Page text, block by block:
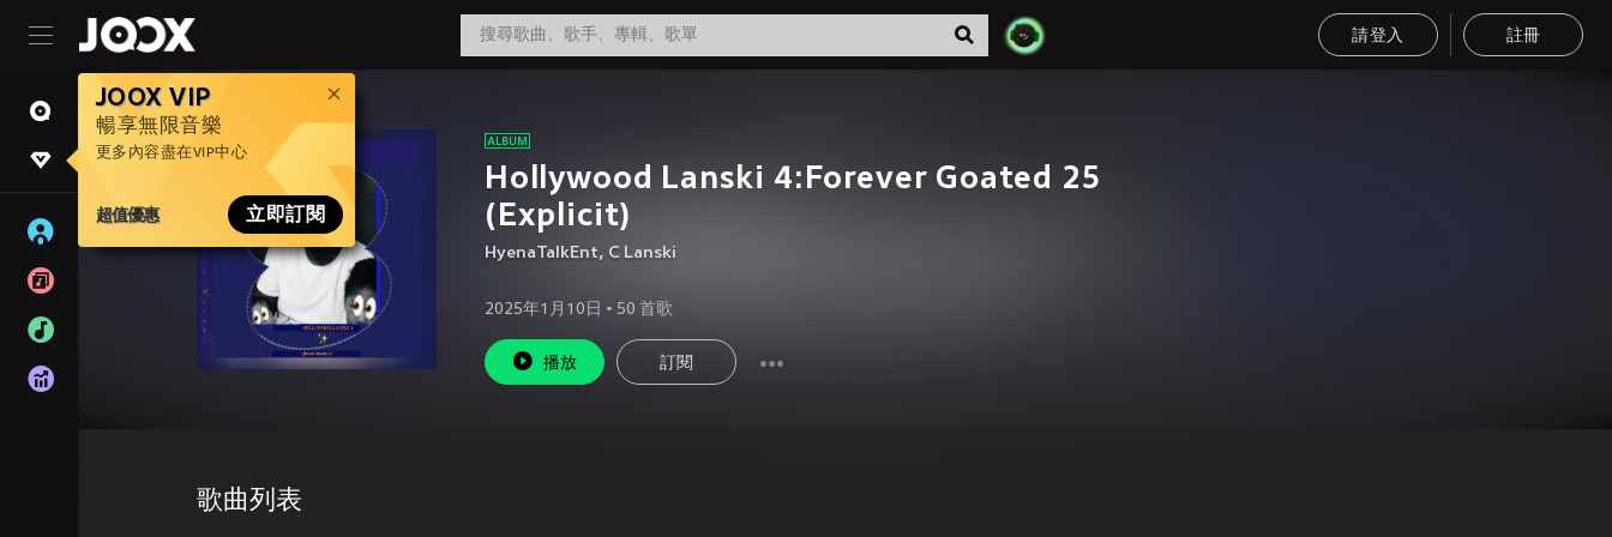
請登入 註冊
JOOX VIP
暢享無限音樂
更多內容盡在VIP中心
超值優惠 立即訂閱
Hollywood Lanski 4:Forever Goated 25
(Explicit)
HyenaTalkEnt, C Lanski
2025年1月10日 • 50 首歌
播放 訂閱
歌曲列表